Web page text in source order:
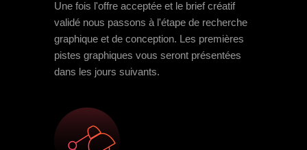
Une fois l'offre acceptée et le brief créatif
validé nous passons à l'étape de recherche
graphique et de conception. Les premières
pistes graphiques vous seront présentées
dans les jours suivants.